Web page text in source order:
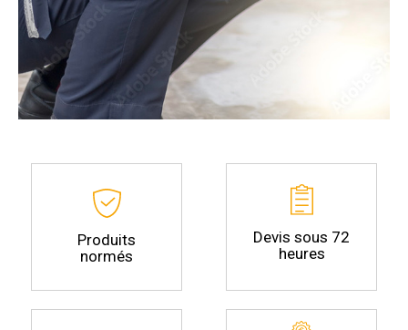
Produits
normés
Devis sous 72
heures